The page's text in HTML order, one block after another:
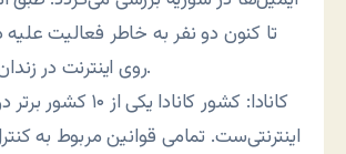
تا کنون دو نفر به خاطر فعاليت
روی اينترنت در زندان به سر می‌برند.
اينترنتی‌ست. تمامی قوانين مربوط به